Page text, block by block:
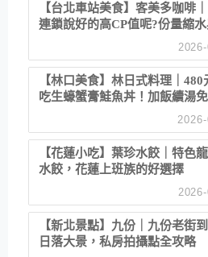
【台北車站美食】客美多咖啡
連鎖說好的高CP值呢?份量縮
【林口美食】林日式料理｜480
吃生蠔蟹膏鮭魚丼！加飯續湯
【花蓮小吃】葉珍水餃｜特色
水餃，花蓮上班族的好選擇
【新北景點】九份｜九份老街
日落大景，私房拍攝點全攻略